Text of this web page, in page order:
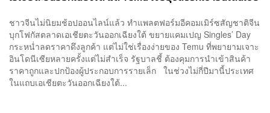
ชาวจีนไม่นิยมช้อปออนไลน์แล้ว ทำแพลตฟอร์มอีคอมเมิร์ซสัญชาติจีน
บุกโฟกัสตลาดเอเชียตะวันออกเฉียงใต้ ขยายแคมเปญ Singles’ Day
กระหน่ำลดราคาดึงลูกค้า แต่ไม่ใช่เรื่องง่ายของ Temu ที่พยายามเจาะ
อินโดนีเซียหลายครั้งแต่ไม่สำเร็จ รัฐบาลชี้ ต้องคุมการนำเข้าสินค้า
ราคาถูกและปกป้องผู้ประกอบการรายเล็ก ในช่วงไม่กี่ปีมานี้ประเทศ
ในแถบเอเชียตะวันออกเฉียงใต้...